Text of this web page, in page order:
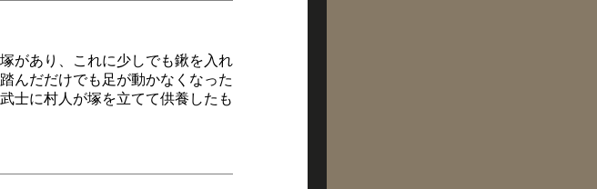
があり、これに少しでも鍬を入れ
んだだけでも足が動かなくなった
士に村人が塚を立てて供養したも